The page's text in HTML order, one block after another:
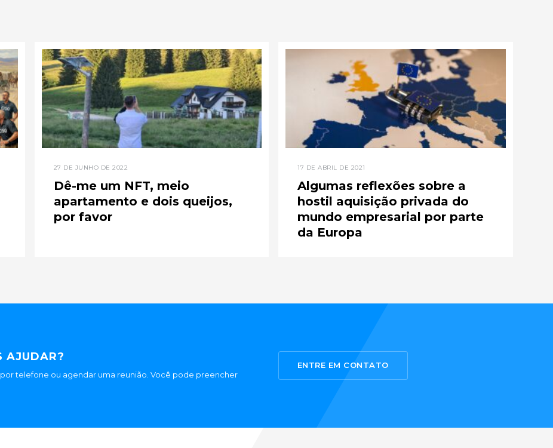
27 DE JUNHO DE 2022
Dê-me um NFT, meio
apartamento e dois queijos,
por favor
17 DE ABRIL DE 2021
Algumas reflexões sobre a
hostil aquisição privada do
mundo empresarial por parte
da Europa
AJUDAR?
telefone ou agendar uma reunião. Você pode preencher
ENTRE EM CONTATO